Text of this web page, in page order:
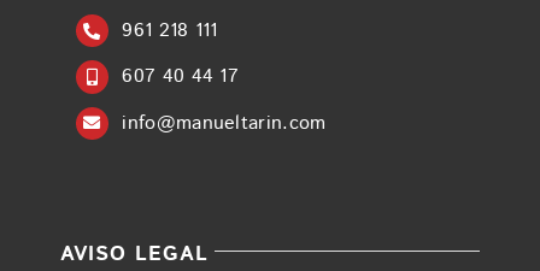
961 218 111
607 40 44 17
info@manueltarin.com
AVISO LEGAL